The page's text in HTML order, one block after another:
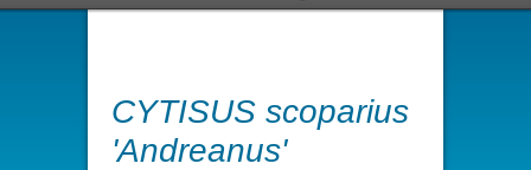
CYTISUS scoparius
'Andreanus'